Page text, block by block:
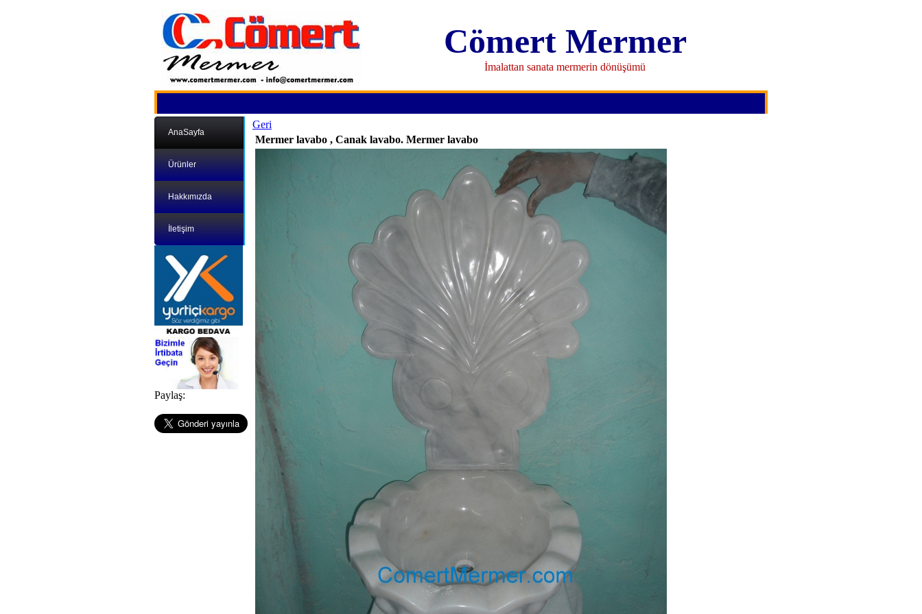
Cömert Mermer
İmalattan sanata mermerin dönüşümü
AnaSayfa
Ürünler
Hakkımızda
İletişim
Paylaş:
Geri
Mermer lavabo , Canak lavabo. Mermer lavabo